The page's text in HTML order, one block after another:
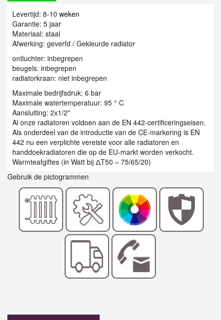
Levertijd: 8-10 weken
Garantie: 5 jaar
Materiaal: staal
Afwerking: geverfd / Gekleurde radiator
ontluchter: inbegrepen
beugels: inbegrepen
radiatorkraan: niet inbegrepen
Maximale bedrijfsdruk: 6 bar
Maximale watertemperatuur: 95 ° C
Aansluiting: 2x1/2"
Al onze radiatoren voldoen aan de EN 442-certificeringseisen.
Als onderdeel van de introductie van de CE-markering is EN
442 nu een verplichte vereiste voor alle radiatoren en
handdoekradiatoren die op de EU-markt worden verkocht.
Warmteafgiftes (in Watt bij ΔT50 – 75/65/20)
Gebruik de pictogrammen